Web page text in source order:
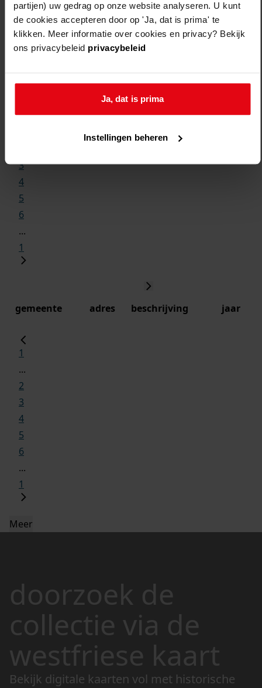
partijen) uw gedrag op onze website analyseren. U kunt
de cookies accepteren door op 'Ja, dat is prima' te
klikken. Meer informatie over cookies en privacy? Bekijk
ons privacybeleid privacybeleid
Ja, dat is prima
Instellingen beheren
1
3
4
5
6
...
1
gemeente adres beschrijving jaar
1
...
2
3
4
5
6
...
1
Meer
doorzoek de
collectie via de
westfriese kaart
Bekijk digitale kaarten vol met historische